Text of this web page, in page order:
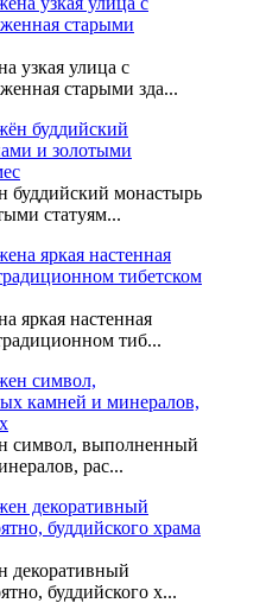
узкая улица с
старыми зда...
буддийский монастырь
статуям...
яркая настенная
тиб...
символ, выполненный
рас...
декоративный
буддийского х...